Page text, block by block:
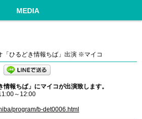
MEDIA
「ひるどき情報ちば」出演 ※マイコ
報ちば」にマイコが出演致します。
～12:00
program/b-det0006.html